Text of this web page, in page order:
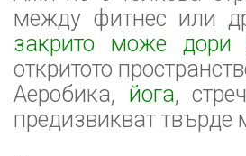
между фитнес или
закрито може
откритото
Аеробика, йога,
предизвикват твърде